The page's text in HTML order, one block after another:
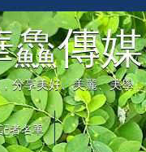
鱻傳媒
分享美好、美麗、美學
者名單